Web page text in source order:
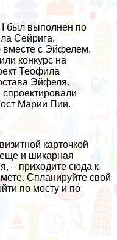
был выполнен по
Сейрига,
вместе с Эйфелем,
конкурс на
Теофила
Эйфеля.
Марии Пии.
карточкой
еще и шикарная
– приходите сюда к
Спланируйте свой
по мосту и по